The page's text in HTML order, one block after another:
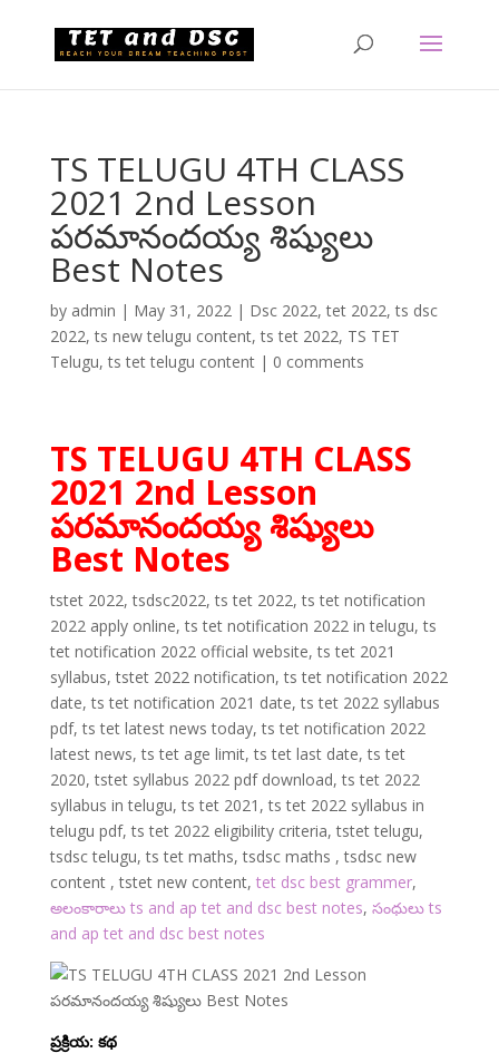
TS TELUGU 4TH CLASS
2021 2nd Lesson
పరమానందయ్య శిష్యులు
Best Notes
by admin | May 31, 2022| Dsc 2022,tet 2022,ts dsc
2022,ts new telugu content,ts tet 2022, TS TET
Telugu,ts tet telugu content| 0 comments
TS TELUGU 4TH CLASS
2021 2nd Lesson
పరమానందయ్య శిష్యులు
Best Notes
tstet 2022, tsdsc2022, ts tet 2022, ts tet notification
2022 apply online, ts tet notification 2022 in telugu, ts
tet notification 2022 official website, ts tet 2021
syllabus, tstet 2022 notification, ts tet notification 2022
date, ts tet notification 2021 date, ts tet 2022 syllabus
pdf, ts tet latest news today, ts tet notification 2022
latest news, ts tet age limit, ts tet last date, ts tet
2020, tstet syllabus 2022 pdf download, ts tet 2022
syllabus in telugu, ts tet 2021, ts tet 2022 syllabus in
telugu pdf, ts tet 2022 eligibility criteria, tstet telugu,
tsdsc telugu, ts tet maths, tsdsc maths , tsdsc new
content , tstet new content, tet dsc best grammer,
అలంకారాలు ts and ap tet and dsc best notes, సంధులు ts
and ap tet and dsc best notes
ప్రక్రియ: కథ